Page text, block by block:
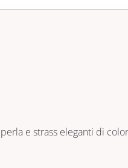
e strass eleganti di